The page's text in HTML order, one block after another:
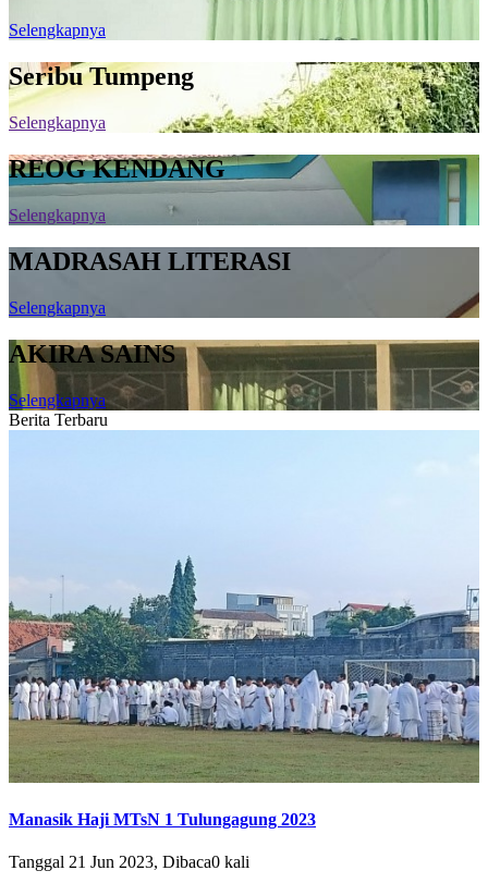
Selengkapnya
Seribu Tumpeng
Selengkapnya
REOG KENDANG
Selengkapnya
MADRASAH LITERASI
Selengkapnya
AKIRA SAINS
Selengkapnya
Berita Terbaru
Manasik Haji MTsN 1 Tulungagung 2023
Tanggal 21 Jun 2023, Dibaca0 kali